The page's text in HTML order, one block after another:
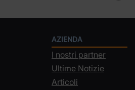
AZIENDA
I nostri partner
Ultime Notizie
Articoli